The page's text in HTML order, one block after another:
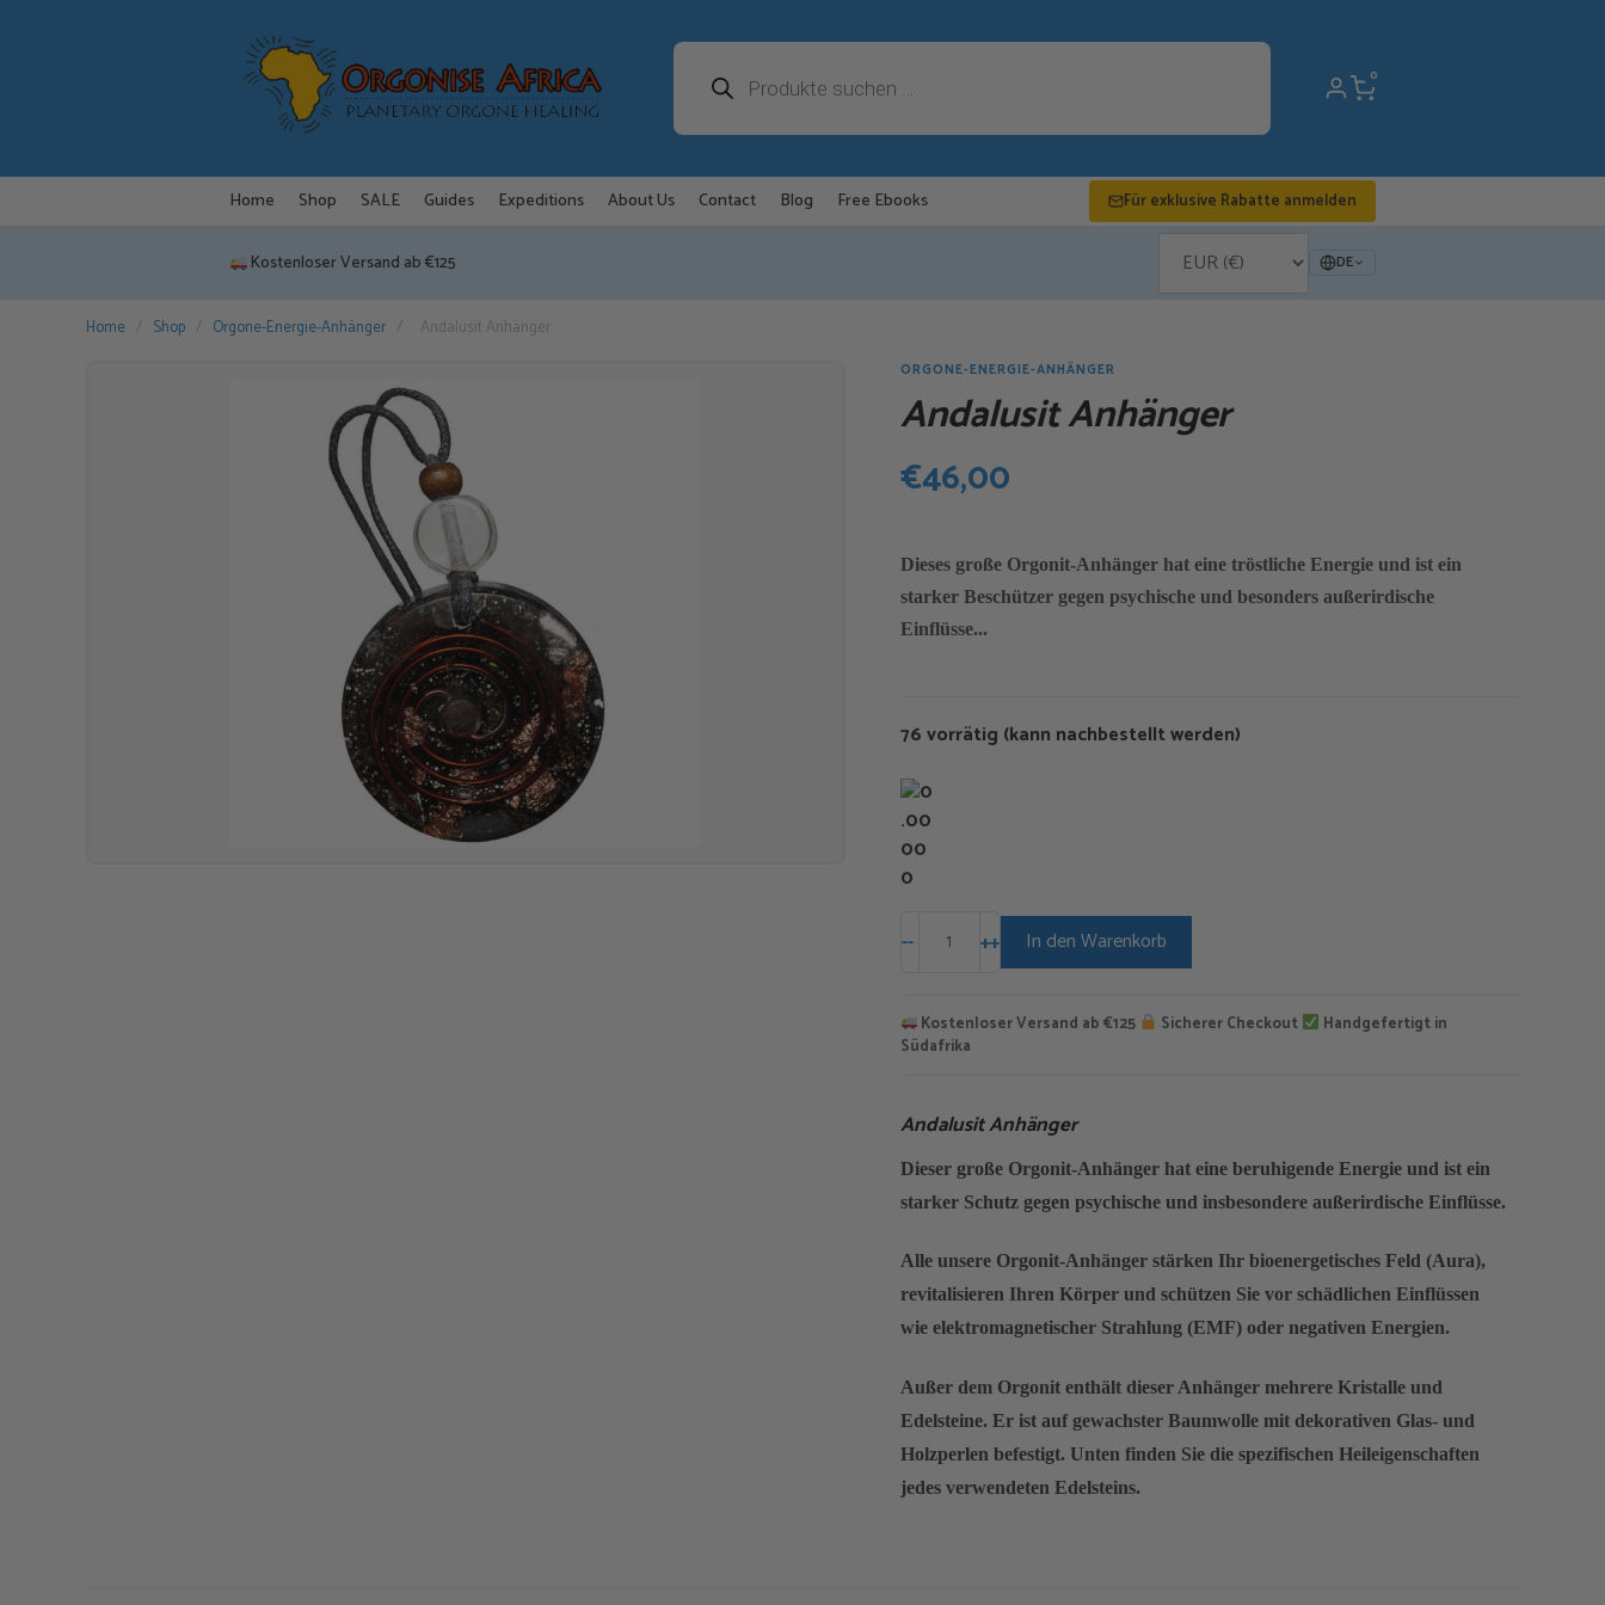
search 0
Home Shop SALE Guides Expeditions About Us Contact Blog Free Ebooks Für exklusive Rabatte anmelden
Kostenloser Versand ab €125 DE
Home / Shop / Orgone-Energie-Anhänger / Andalusit Anhänger
ORGONE-ENERGIE-ANHÄNGER
Andalusit Anhänger
€46,00
Dieses große Orgonit-Anhänger hat eine tröstliche Energie und ist ein
starker Beschützer gegen psychische und besonders außerirdische
Einflüsse...
76 vorrätig (kann nachbestellt werden)
--
Andalusit
Anhänger
++ In den Warenkorb
Kostenloser Versand ab €125 Sicherer Checkout
Handgefertigt in
Südafrika
Andalusit Anhänger
Dieser große Orgonit-Anhänger hat eine beruhigende Energie und ist ein
starker Schutz gegen psychische und insbesondere außerirdische Einflüsse.
Alle unsere Orgonit-Anhänger stärken Ihr bioenergetisches Feld (Aura),
revitalisieren Ihren Körper und schützen Sie vor schädlichen Einflüssen
wie elektromagnetischer Strahlung (EMF) oder negativen Energien.
Außer dem Orgonit enthält dieser Anhänger mehrere Kristalle und
Edelsteine. Er ist auf gewachster Baumwolle mit dekorativen Glas- und
Holzperlen befestigt. Unten finden Sie die spezifischen Heileigenschaften
jedes verwendeten Edelsteins.